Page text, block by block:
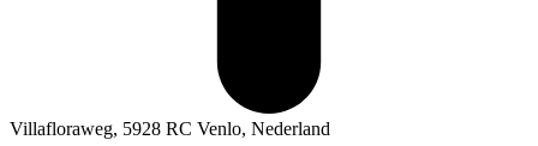
Villafloraweg, 5928 RC Venlo, Nederland